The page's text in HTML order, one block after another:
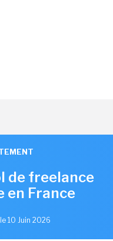
de freelance
en France
10 Juin 2026